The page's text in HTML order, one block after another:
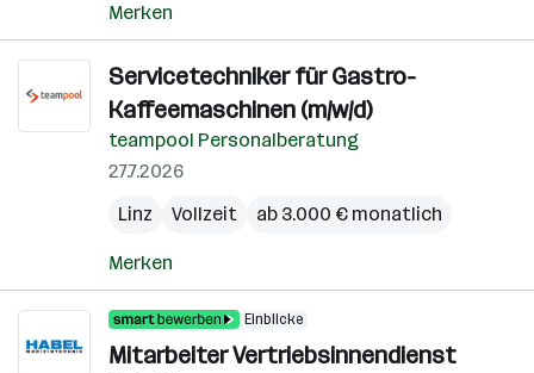
Merken
Servicetechniker für Gastro-
Kaffeemaschinen (m/w/d)
teampool Personalberatung
27.7.2026
Linz
Vollzeit ab 3.000 € monatlich
Merken
Einblicke
Mitarbeiter Vertriebsinnendienst